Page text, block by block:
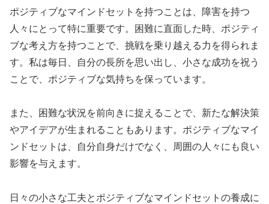
ポジティブなマインドセットを持つことは、障害を持つ
人々にとって特に重要です。困難に直面した時、ポジティ
ブな考え方を持つことで、挑戦を乗り越える力を得られま
す。私は毎日、自分の長所を思い出し、小さな成功を祝う
ことで、ポジティブな気持ちを保っています。
また、困難な状況を前向きに捉えることで、新たな解決策
やアイデアが生まれることもあります。ポジティブなマイ
ンドセットは、自分自身だけでなく、周囲の人々にも良い
影響を与えます。
日々の小さな工夫とポジティブなマインドセットの養成に